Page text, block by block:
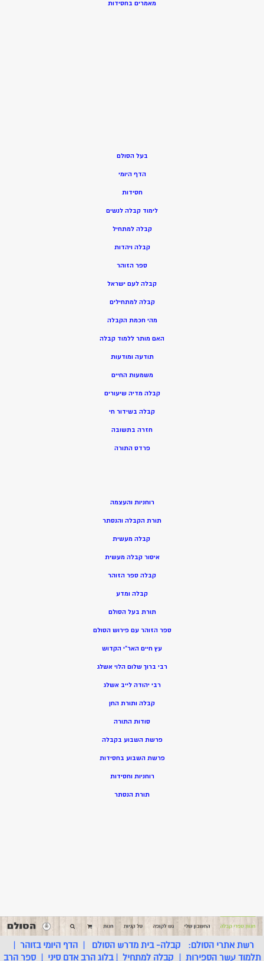
מאמרים בחסידות
בעל הסולם
הדף היומי
חסידות
לימוד קבלה לנשים
קבלה למתחיל
קבלה ויהדות
ספר הזוהר
קבלה לעם ישראל
קבלה למתחילים
מהי חכמת הקבלה
האם מותר ללמוד קבלה
תודעה ומודעות
משמעות החיים
קבלה מדיה שיעורים
קבלה בשידור חי
חזרה בתשובה
פרדס התורה
רוחניות והעצמה
תורת הקבלה והנסתר
קבלה מעשית
איסור קבלה מעשית
קבלה ספר הזוהר
קבלה ומדע
תורת בעל הסולם
ספר הזוהר עם פירוש הסולם
עץ חיים האר”י הקדוש
רבי ברוך שלום הלוי אשלג
רבי יהודה לייב אשלג
קבלה ותורת החן
סודות התורה
פרשת השבוע בקבלה
פרשת השבוע בחסידות
רוחניות וחסידות
תורת הנסתר
רשת אתרי הסולם: קבלה- בית מדרש הסולם |הדף היומי בזוהר |
תלמוד עשר הספירות | קבלה למתחיל |בלוג הרב אדם סיני |ספר הרב